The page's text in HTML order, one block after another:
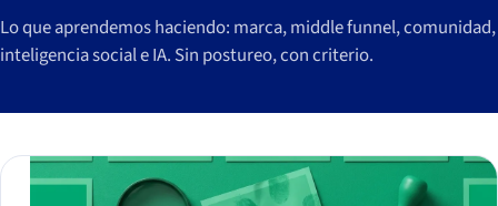
Lo que aprendemos haciendo: marca, middle funnel, comunidad,
inteligencia social e IA. Sin postureo, con criterio.